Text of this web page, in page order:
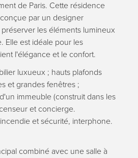
de Paris. Cette résidence
par un designer
les éléments lumineux
Elle est idéale pour les
l'élégance et le confort.
luxueux ; hauts plafonds
et grandes fenêtres ;
immeuble (construit dans les
et concierge.
et sécurité, interphone.
combiné avec une salle à